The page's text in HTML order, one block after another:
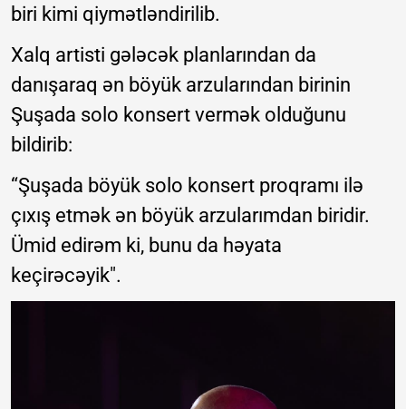
biri kimi qiymətləndirilib.
Xalq artisti gələcək planlarından da
danışaraq ən böyük arzularından birinin
Şuşada solo konsert vermək olduğunu
bildirib:
“Şuşada böyük solo konsert proqramı ilə
çıxış etmək ən böyük arzularımdan biridir.
Ümid edirəm ki, bunu da həyata
keçirəcəyik".